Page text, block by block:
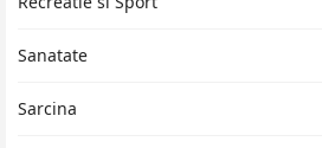
Sanatate
Sarcina